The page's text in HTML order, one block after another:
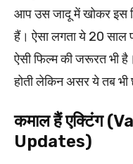
आप उस जादू में खोकर इस
हैं। ऐसा लगता ये 20
ऐसी फिल्म की जरूरत भी
होती लेकिन असर ये तब भी
कमाल हैं एक्टिंग
Updates)